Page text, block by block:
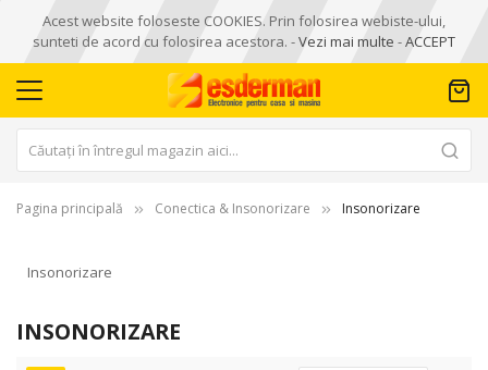
Acest website foloseste COOKIES. Prin folosirea webiste-ului,
sunteti de acord cu folosirea acestora. -Vezi mai multe -ACCEPT
Pagina principală Conectica & Insonorizare Insonorizare
Insonorizare
INSONORIZARE